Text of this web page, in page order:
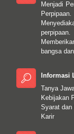
Menjadi
Perpipaan.
perpipaan.
bangsa
Informasi
Tanya
Kebijakan
Syarat dan
Karir